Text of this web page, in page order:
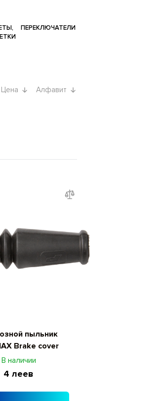
ПЕРЕКЛЮЧАТЕЛИ
Цена Алфавит
пыльник
Brake cover
В наличии
4 леев